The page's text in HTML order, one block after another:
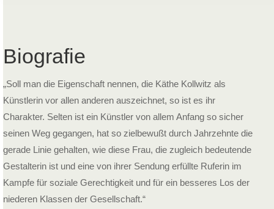
Biografie
„Soll man die Eigenschaft nennen, die Käthe Kollwitz als
Künstlerin vor allen anderen auszeichnet, so ist es ihr
Charakter. Selten ist ein Künstler von allem Anfang so sicher
seinen Weg gegangen, hat so zielbewußt durch Jahrzehnte die
gerade Linie gehalten, wie diese Frau, die zugleich bedeutende
Gestalterin ist und eine von ihrer Sendung erfüllte Ruferin im
Kampfe für soziale Gerechtigkeit und für ein besseres Los der
niederen Klassen der Gesellschaft.“